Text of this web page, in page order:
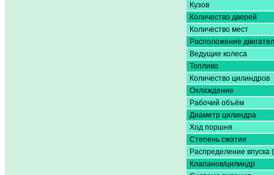
Кузов
Количество дверей
Количество мест
Расположение
Ведущие колеса
Топливо
Количество цилиндров
Охлаждение
Рабочий объём
Диаметр цилиндра
Ход поршня
Степень сжатия
Распределение впуска
Клапанов/цилиндр